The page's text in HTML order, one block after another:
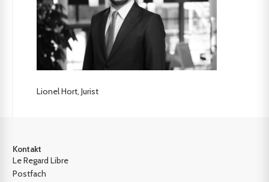
Lionel Hort, Jurist
Kontakt
Le Regard Libre
Postfach